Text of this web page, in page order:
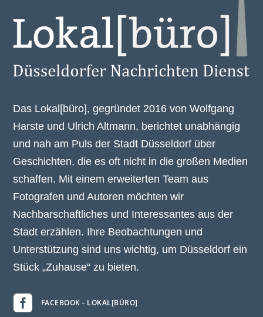
Das Lokal[büro], gegründet 2016 von Wolfgang
Harste und Ulrich Altmann, berichtet unabhängig
und nah am Puls der Stadt Düsseldorf über
Geschichten, die es oft nicht in die großen Medien
schaffen. Mit einem erweiterten Team aus
Fotografen und Autoren möchten wir
Nachbarschaftliches und Interessantes aus der
Stadt erzählen. Ihre Beobachtungen und
Unterstützung sind uns wichtig, um Düsseldorf ein
Stück „Zuhause“ zu bieten.
 FACEBOOK - LOKAL[BÜRO]